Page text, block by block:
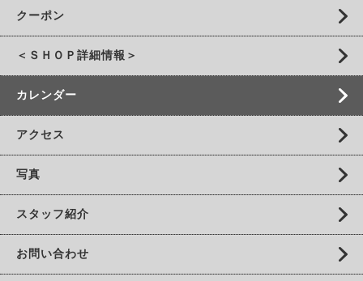
クーポン
＜ＳＨＯＰ詳細情報＞
カレンダー
アクセス
写真
スタッフ紹介
お問い合わせ